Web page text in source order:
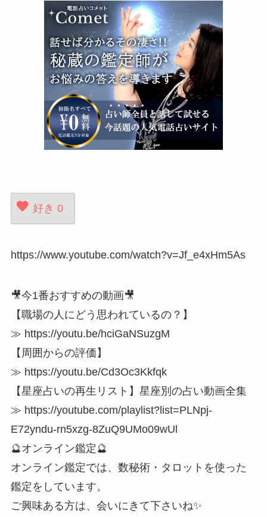
好き 0
https://www.youtube.com/watch?v=Jf_e4xHm5As
🎥今1番おすすめの動画🎥
【職場の人にどう思われているの？】
≫ https://youtu.be/hciGaNSuzgM
【周囲からの評価】
≫ https://youtu.be/Cd3Oc3Kkfqk
【星座占いの再生リスト】星座別の占い動画全集
≫ https://youtube.com/playlist?list=PLNpj-
E72yndu-rn5xzg-8ZuQ9UMo09wUl
🔮オンライン鑑定🔮
オンライン鑑定では、数秘術・タロットを使った
鑑定をしています。
ご興味ある方は、会いにきて下さいね✨